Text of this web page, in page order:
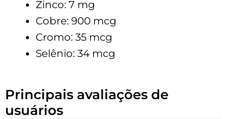
Zinco: 7 mg
Cobre: 900 mcg
Cromo: 35 mcg
Selênio: 34 mcg
Principais avaliações de
usuários